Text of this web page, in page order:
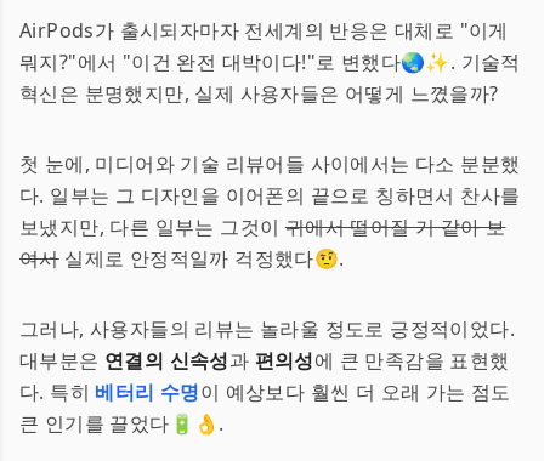
AirPods가 출시되자마자 전세계의 반응은 대체로 "이게
뭐지?"에서 "이건 완전 대박이다!"로 변했다🌏✨. 기술적
혁신은 분명했지만, 실제 사용자들은 어떻게 느꼈을까?
첫 눈에, 미디어와 기술 리뷰어들 사이에서는 다소 분분했
다. 일부는 그 디자인을 이어폰의 끝으로 칭하면서 찬사를
보냈지만, 다른 일부는 그것이귀에서 떨어질 거 같아 보
여서실제로 안정적일까 걱정했다🤨.
그러나, 사용자들의 리뷰는 놀라울 정도로 긍정적이었다.
대부분은 연결의 신속성과 편의성에 큰 만족감을 표현했
다. 특히 베터리 수명이 예상보다 훨씬 더 오래 가는 점도
큰 인기를 끌었다🔋👌.